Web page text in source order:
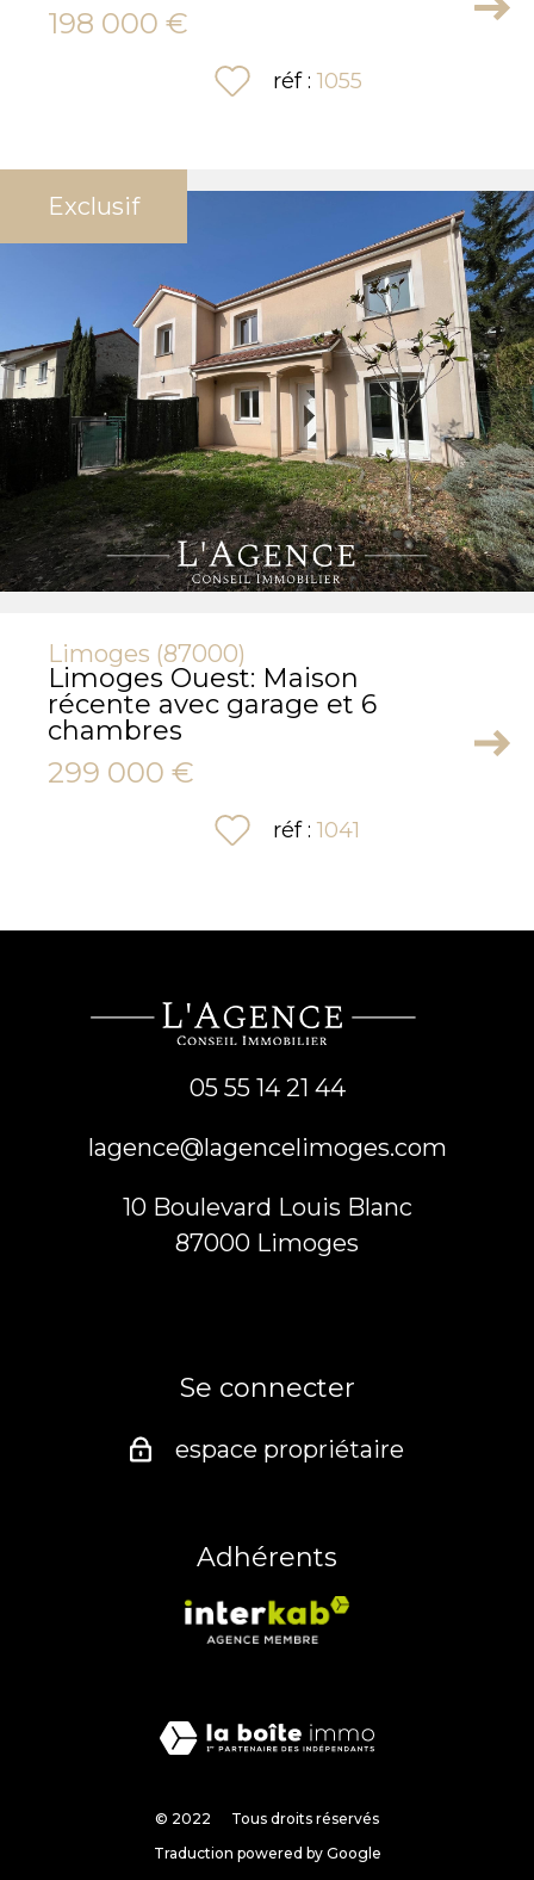
198 000 €
réf :1055
Exclusif
Limoges (87000)
Limoges Ouest: Maison
récente avec garage et 6
chambres
299 000 €
réf :1041
05 55 14 21 44
lagence@lagencelimoges.com
10 Boulevard Louis Blanc
87000
limoges
Se connecter
espace propriétaire
Adhérents
© 2022
Tous droits réservés
Traduction powered by Google